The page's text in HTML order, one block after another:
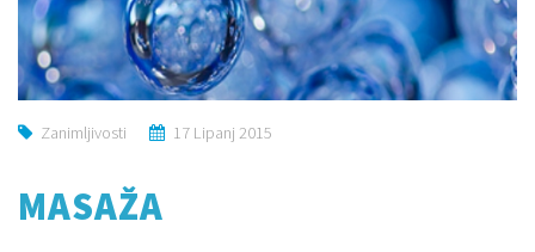
Zanimljivosti 17 Lipanj 2015
MASAŽA